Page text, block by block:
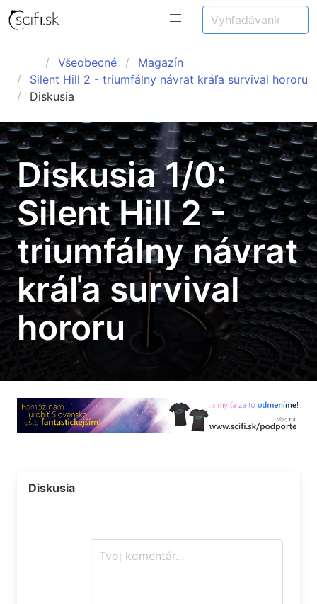
Všeobecné
Magazín
Silent Hill 2 - triumfálny návrat kráľa survival hororu
Diskusia
Diskusia 1/0:
Silent Hill 2 -
triumfálny návrat
kráľa survival
hororu
Diskusia